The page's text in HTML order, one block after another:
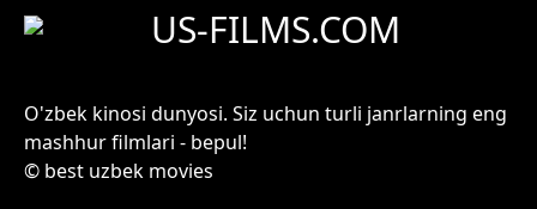
US-FILMS.COM
O'zbek kinosi dunyosi. Siz uchun turli janrlarning eng
mashhur filmlari - bepul!
© best uzbek movies